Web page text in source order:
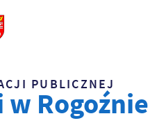
PUBLICZNEJ
Rogoźnie